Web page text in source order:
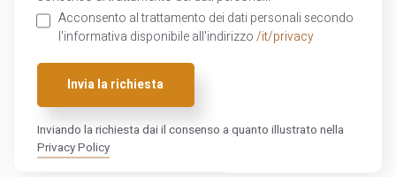
Acconsento al trattamento dei dati personali secondo
l'informativa disponibile all'indirizzo /it/privacy
Invia la richiesta
Inviando la richiesta dai il consenso a quanto illustrato nella
Privacy Policy